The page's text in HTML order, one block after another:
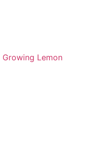
Growing Lemon